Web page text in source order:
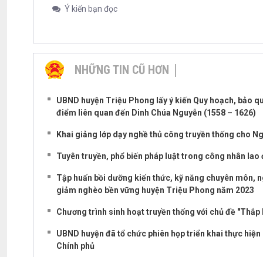
Ý kiến bạn đọc
NHỮNG TIN CŨ HƠN
UBND huyện Triệu Phong lấy ý kiến Quy hoạch, bảo
điểm liên quan đến Dinh Chúa Nguyễn (1558 – 1626)
Khai giảng lớp dạy nghề thủ công truyền thống cho
Tuyên truyền, phổ biến pháp luật trong công nhân lao
Tập huấn bồi dưỡng kiến thức, kỹ năng chuyên môn,
giảm nghèo bền vững huyện Triệu Phong năm 2023
Chương trình sinh hoạt truyền thống với chủ đề
UBND huyện đã tổ chức phiên họp triển khai thực
Chính phủ